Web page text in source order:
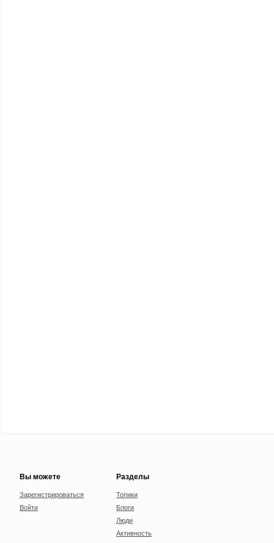
Вы можете
Зарегистрироваться
Войти
Разделы
Топики
Блоги
Люди
Активность